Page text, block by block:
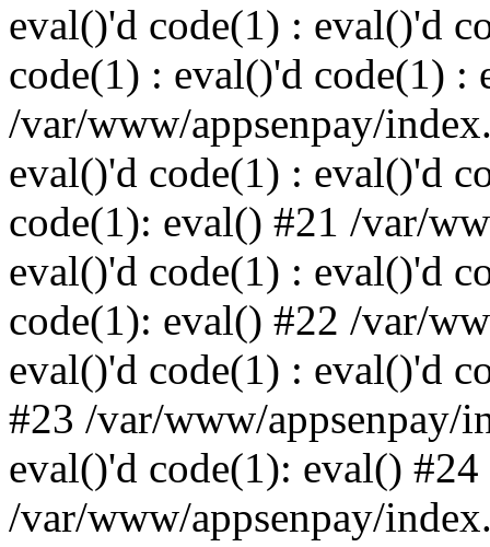
eval()'d code(1) : eval()'d
code(1) : eval()'d code(1) :
/var/www/appsenpay/
eval()'d code(1) : eval()'d
code(1): eval() #21 /var/
eval()'d code(1) : eval()'d
code(1): eval() #22 /var/
eval()'d code(1) : eval()'d
#23 /var/www/appsenpay/
eval()'d code(1): eval() #24
/var/www/appsenpay/